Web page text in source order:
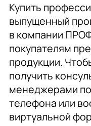
Купить
выпущенный
в компании
покупателям
продукции.
получить
менеджерами
телефона или
виртуальной